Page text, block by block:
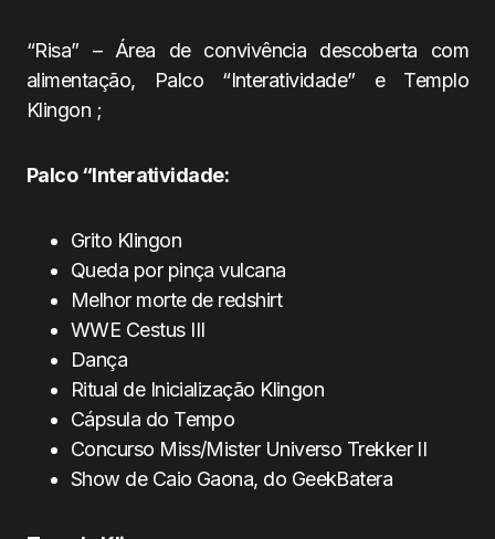
“Risa” – Área de convivência descoberta com
alimentação, Palco “Interatividade” e Templo
Klingon ;
Palco “Interatividade:
Grito Klingon
Queda por pinça vulcana
Melhor morte de redshirt
WWE Cestus III
Dança
Ritual de Inicialização Klingon
Cápsula do Tempo
Concurso Miss/Mister Universo Trekker II
Show de Caio Gaona, do GeekBatera